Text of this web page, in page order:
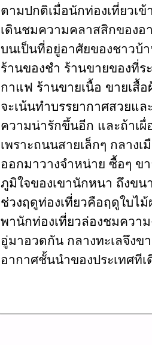
ตามปกติเมื่อนักท่องเที่ยวเ
เดินชมความคลาสสิกของอ
บนเป็นที่อยู่อาศัยของชาวบ้
ร้านของชำ ร้านขายของที่
กาแฟ ร้านขายเนื้อ ขายเสื้
จะเน้นทำบรรยากาศสวยแ
ความน่ารักขึ้นอีก และถ้าเ
เพราะถนนสายเล็กๆ กลาง
ออกมาวางจำหน่าย ซื้อๆ ข
ภูมิใจของเขานักหนา ถึงขน
ช่วงฤดูท่องเที่ยวคือฤดูใบไ
พานักท่องเที่ยวล่องชมความ
อู่มาอวดกัน กลางทะเลจึงข
อากาศชั้นนำของประเทศทีเ